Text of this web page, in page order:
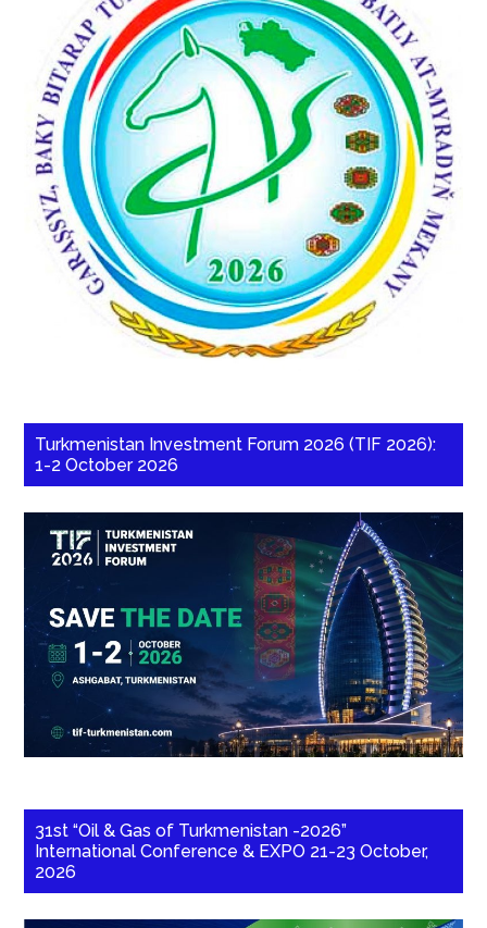
Turkmenistan Investment Forum 2026 (TIF 2026):
1-2 October 2026
31st “Oil & Gas of Turkmenistan -2026”
International Conference & EXPO 21-23 October,
2026